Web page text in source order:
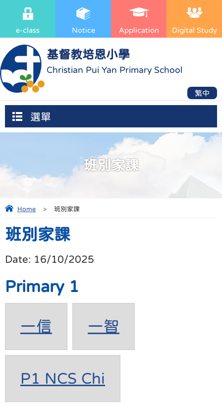
基督教培恩小學
Christian Pui Yan Primary School
e-class Notice Application Digital Study
繁中
選單
班別家課
Home > 班別家課
班別家課
Date: 16/10/2025
Primary 1
一信 一智
P1 NCS Chi